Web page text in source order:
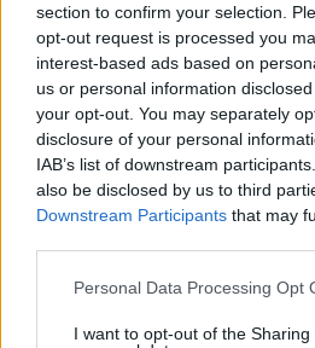
section to confirm your selection.
opt-out request is processed you
interest-based ads based on
us or personal information
your opt-out. You may separately
disclosure of your personal
IAB’s list of downstream
also be disclosed by us to third
Downstream Participants that may
Please note that this website/app
not limited to your visit or usage
Personal Data Processing Opt
I want to opt-out of the Sharing
Στη νεκρώσιμη ακολουθία
πρόεδρος του ΣΥΡΙΖΑ
υπουργός Οικονομικών
βουλευτής του ΠΑΣΟΚ
βουλευτής του ΣΥΡΙΖΑ
Ειδήσεις σήμερα: